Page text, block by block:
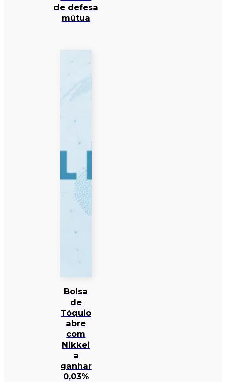
de defesa
mútua
Bolsa
de
Tóquio
abre
com
Nikkei
a
ganhar
0,03%